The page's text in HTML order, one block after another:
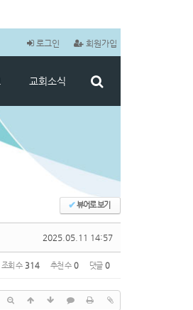
로그인 회원가입
교회소식
✔뷰어로 보기
2025.05.11 14:57
조회 수 314 추천 수 0 댓글 0